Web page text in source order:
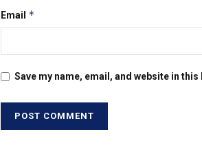
Email *
Save my name, email, and website in